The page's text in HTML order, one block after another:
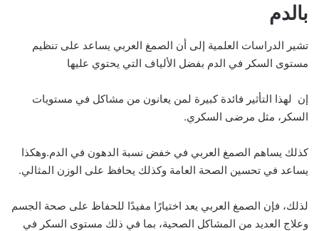
بالدم
تشير الدراسات العلمية إلى أن الصمغ العربي يساعد على تنظيم
مستوى السكر في الدم بفضل الألياف التي يحتوي عليها
إن لهذا التأثير فائدة كبيرة لمن يعانون من مشاكل في مستويات
السكر، مثل مرضى السكري.
كذلك يساهم الصمغ العربي في خفض نسبة الدهون في الدم.وهكذا
يساعد في تحسين الصحة العامة وكذلك يحافظ على الوزن المثالي.
لذلك، فإن الصمغ العربي يعد اختيارًا مفيدًا للحفاظ على صحة الجسم
وعلاج العديد من المشاكل الصحية، بما في ذلك مستوى السكر في